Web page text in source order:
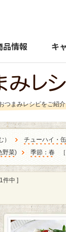
品情報 キ
つまみレシピをご紹
チューハイ・
野菜) 季節：春
件中 ]